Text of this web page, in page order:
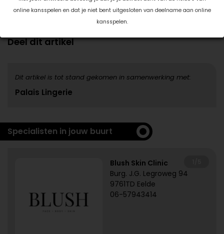
online kansspelen en dat je niet bent uitgesloten van deelname aan online
kansspelen.
transpiratie, chloor en zout uit de stof te verwijderen.
Deel dit artikel
Dit artikel is tot stand gekomen in samenwerking met:
Palais Lingerie
Specialisten in jouw buurt
Blush Skin Clinic
Burg. J.G. Legroweg 94
9761TD Eelde
06-57943414